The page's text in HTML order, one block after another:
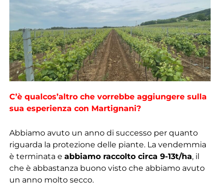
C’è qualcos’altro che vorrebbe aggiungere sulla
sua esperienza con Martignani?
Abbiamo avuto un anno di successo per quanto
riguarda la protezione delle piante. La vendemmia
è terminata e abbiamo raccolto circa 9-13t/ha, il
che è abbastanza buono visto che abbiamo avuto
un anno molto secco.